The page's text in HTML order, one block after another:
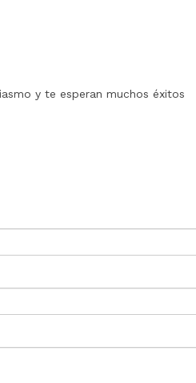
y te esperan muchos éxitos